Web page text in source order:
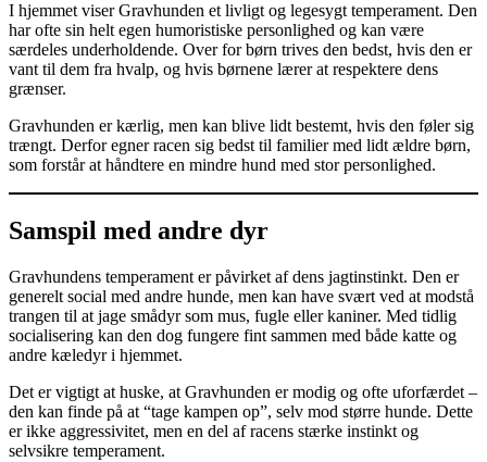
I hjemmet viser Gravhunden et livligt og legesygt temperament. Den
har ofte sin helt egen humoristiske personlighed og kan være
særdeles underholdende. Over for børn trives den bedst, hvis den er
vant til dem fra hvalp, og hvis børnene lærer at respektere dens
grænser.
Gravhunden er kærlig, men kan blive lidt bestemt, hvis den føler sig
trængt. Derfor egner racen sig bedst til familier med lidt ældre børn,
som forstår at håndtere en mindre hund med stor personlighed.
Samspil med andre dyr
Gravhundens temperament er påvirket af dens jagtinstinkt. Den er
generelt social med andre hunde, men kan have svært ved at modstå
trangen til at jage smådyr som mus, fugle eller kaniner. Med tidlig
socialisering kan den dog fungere fint sammen med både katte og
andre kæledyr i hjemmet.
Det er vigtigt at huske, at Gravhunden er modig og ofte uforfærdet –
den kan finde på at “tage kampen op”, selv mod større hunde. Dette
er ikke aggressivitet, men en del af racens stærke instinkt og
selvsikre temperament.